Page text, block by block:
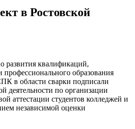
в Ростовской
развития квалификаций,
образования
в области сварки подписали
деятельности по организации
аттестации студентов колледжей и
независимой оценки